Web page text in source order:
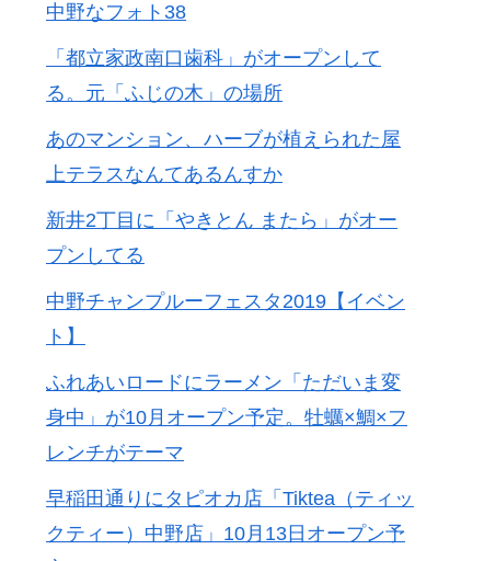
中野なフォト38
「都立家政南口歯科」がオープンして
る。元「ふじの木」の場所
あのマンション、ハーブが植えられた屋
上テラスなんてあるんすか
新井2丁目に「やきとん またら」がオー
プンしてる
中野チャンプルーフェスタ2019【イベン
ト】
ふれあいロードにラーメン「ただいま変
身中」が10月オープン予定。牡蠣×鯛×フ
レンチがテーマ
早稲田通りにタピオカ店「Tiktea（ティッ
クティー）中野店」10月13日オープン予